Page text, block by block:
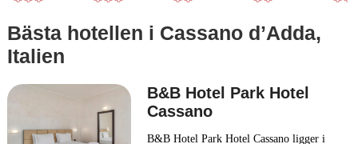
Bästa hotellen i Cassano dʼAdda,
Italien
B&B Hotel Park Hotel
Cassano
B&B Hotel Park Hotel Cassano ligger i